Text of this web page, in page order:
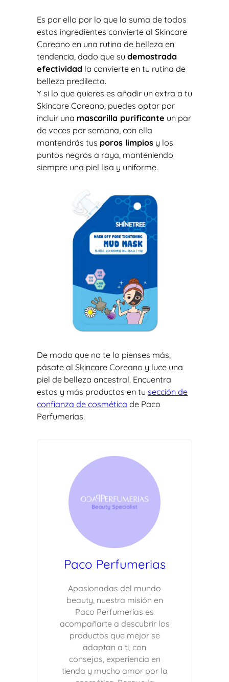
Es por ello por lo que la suma de todos
estos ingredientes convierte al Skincare
Coreano en una rutina de belleza en
tendencia, dado que su demostrada
efectividad la convierte en tu rutina de
belleza predilecta.
Y si lo que quieres es añadir un extra a tu
Skincare Coreano, puedes optar por
incluir una mascarilla purificante un par
de veces por semana, con ella
mantendrás tus poros limpios y los
puntos negros a raya, manteniendo
siempre una piel lisa y uniforme.
De modo que no te lo pienses más,
pásate al Skincare Coreano y luce una
piel de belleza ancestral. Encuentra
estos y más productos en tu sección de
confianza de cosmética de Paco
Perfumerías.
Paco Perfumerias
Apasionadas del mundo
beauty, nuestra misión en
Paco Perfumerías es
acompañarte a descubrir los
productos que mejor se
adaptan a ti, con
consejos, experiencia en
tienda y mucho amor por la